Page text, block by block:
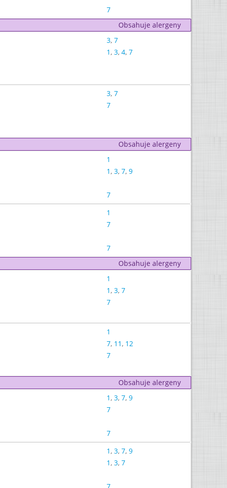
7
Obsahuje alergeny
3, 7
1, 3, 4, 7
3, 7
7
Obsahuje alergeny
1
1, 3, 7, 9
7
1
7
7
Obsahuje alergeny
1
1, 3, 7
7
1
7, 11, 12
7
Obsahuje alergeny
1, 3, 7, 9
7
7
1, 3, 7, 9
1, 3, 7